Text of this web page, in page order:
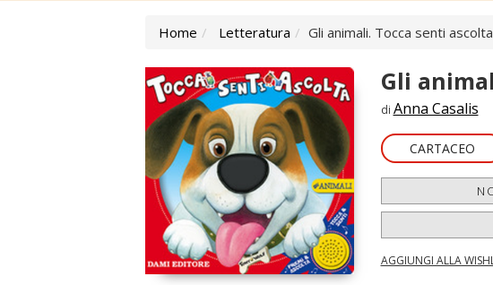
Home Letteratura Gli animali. Tocca senti ascolta
Gli
di Anna Casalis
CARTACEO
AGGIUNGI ALLA